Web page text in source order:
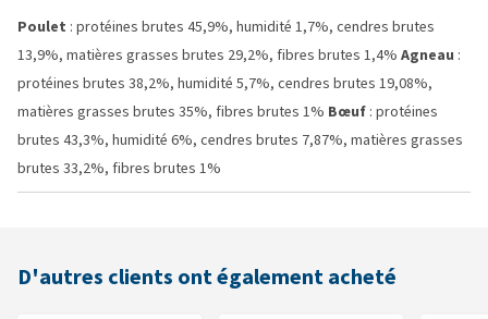
Poulet : protéines brutes 45,9%, humidité 1,7%, cendres brutes
13,9%, matières grasses brutes 29,2%, fibres brutes 1,4% Agneau :
protéines brutes 38,2%, humidité 5,7%, cendres brutes 19,08%,
matières grasses brutes 35%, fibres brutes 1% Bœuf : protéines
brutes 43,3%, humidité 6%, cendres brutes 7,87%, matières grasses
brutes 33,2%, fibres brutes 1%
D'autres clients ont également acheté